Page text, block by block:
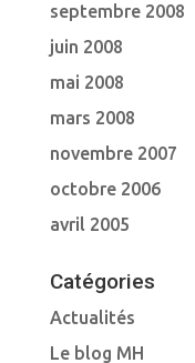
septembre 2008
juin 2008
mai 2008
mars 2008
novembre 2007
octobre 2006
avril 2005
Catégories
Actualités
Le blog MH